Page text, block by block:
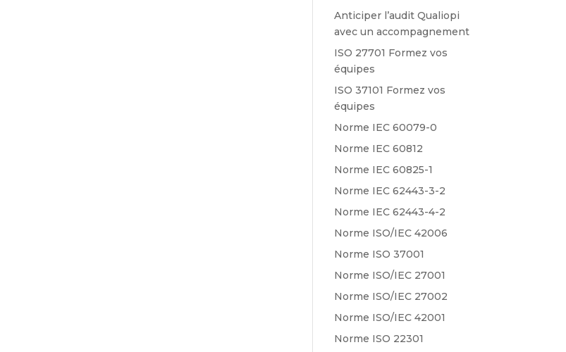
Anticiper l’audit Qualiopi
avec un accompagnement
ISO 27701 Formez vos
équipes
ISO 37101 Formez vos
équipes
Norme IEC 60079-0
Norme IEC 60812
Norme IEC 60825-1
Norme IEC 62443-3-2
Norme IEC 62443-4-2
Norme ISO/IEC 42006
Norme ISO 37001
Norme ISO/IEC 27001
Norme ISO/IEC 27002
Norme ISO/IEC 42001
Norme ISO 22301